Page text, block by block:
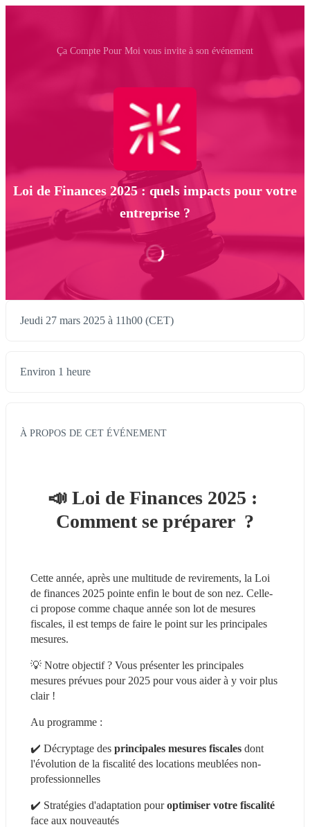
Ça Compte Pour Moi vous invite à son événement
Loi de Finances 2025 : quels impacts pour votre
entreprise ?
Jeudi 27 mars 2025 à 11h00 (CET)
Environ 1 heure
À PROPOS DE CET ÉVÉNEMENT
📣 Loi de Finances 2025 :
Comment se préparer  ?
Cette année, après une multitude de revirements, la Loi
de finances 2025 pointe enfin le bout de son nez. Celle-
ci propose comme chaque année son lot de mesures
fiscales, il est temps de faire le point sur les principales
mesures.
💡 Notre objectif ? Vous présenter les principales
mesures prévues pour 2025 pour vous aider à y voir plus
clair !
Au programme :
✔️ Décryptage des principales mesures fiscales dont
l'évolution de la fiscalité des locations meublées non-
professionnelles
✔️ Stratégies d'adaptation pour optimiser votre fiscalité
face aux nouveautés